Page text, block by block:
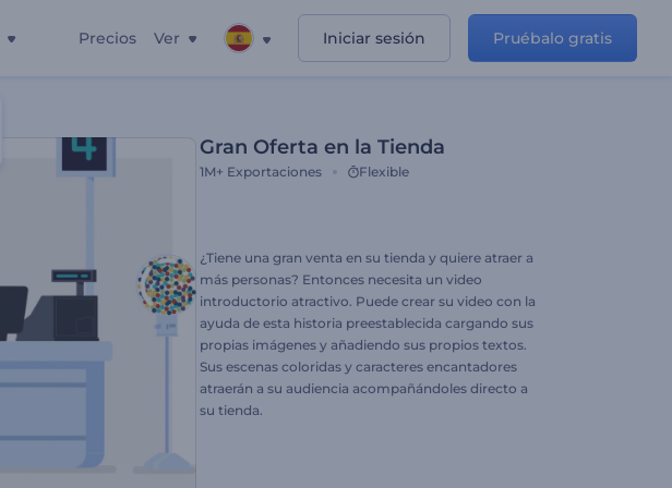
Precios Ver Iniciar sesión Pruébalo gratis
Gran Oferta en la Tienda
1M+ Exportaciones Flexible
¿Tiene una gran venta en su tienda y quiere atraer a
más personas? Entonces necesita un video
introductorio atractivo. Puede crear su video con la
ayuda de esta historia preestablecida cargando sus
propias imágenes y añadiendo sus propios textos.
Sus escenas coloridas y caracteres encantadores
atraerán a su audiencia acompañándoles directo a
su tienda.